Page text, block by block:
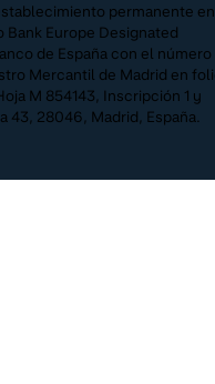
permanente en
Bank Europe Designated
de España con el número
Mercantil de Madrid en
M 854143, Inscripción 1 y
43, 28046, Madrid, España.